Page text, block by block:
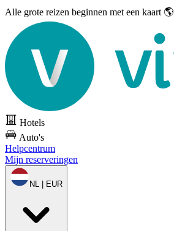
Alle grote reizen beginnen met een kaart 🌎
Hotels
Auto's
Helpcentrum
Mijn reserveringen
NL | EUR